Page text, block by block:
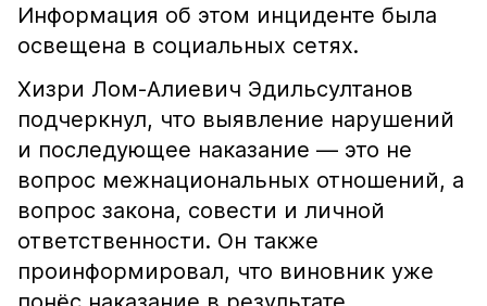
Информация об этом инциденте была
освещена в социальных сетях.
Хизри Лом-Алиевич Эдильсултанов
подчеркнул, что выявление нарушений
и последующее наказание — это не
вопрос межнациональных отношений, а
вопрос закона, совести и личной
ответственности. Он также
проинформировал, что виновник уже